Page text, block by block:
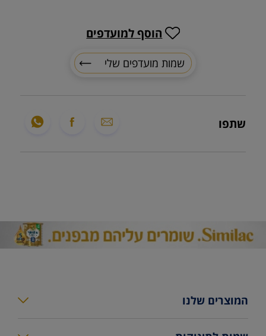
שתפו
שמות מועדפים שלי
הוסף למועדפים
המוצרים שלנו